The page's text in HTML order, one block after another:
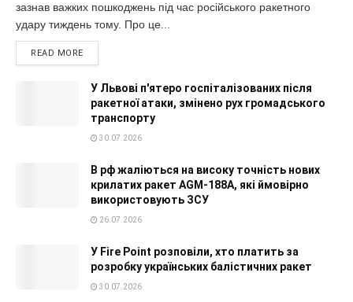
зазнав важких пошкоджень під час російського ракетного
удару тиждень тому. Про це...
READ MORE
У Львові п'ятеро госпіталізованих після
ракетної атаки, змінено рух громадського
транспорту
30.07.2026
В рф жаліються на високу точність нових
крилатих ракет AGM-188A, які ймовірно
використовують ЗСУ
26.07.2026
У Fire Point розповіли, хто платить за
розробку українських балістичних ракет
30.07.2026